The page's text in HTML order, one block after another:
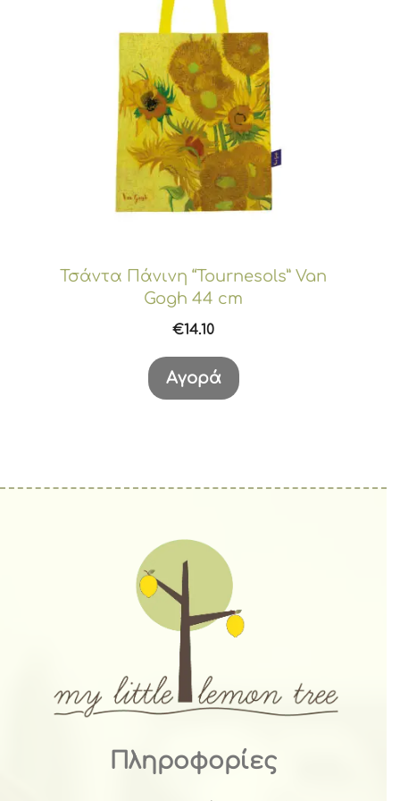
Τσάντα Πάνινη “Tournesols” Van
Gogh 44 cm
€14.10
Αγορά
Πληροφορίες